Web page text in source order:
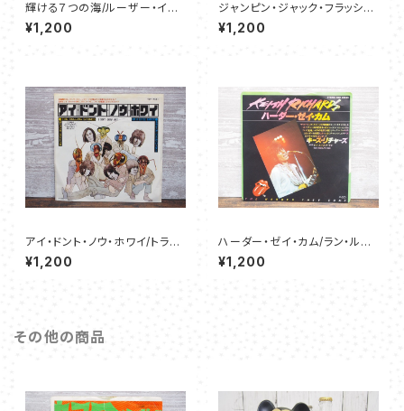
輝ける７つの海/ルーザー・イン・
ジ・エンド - クイーン
¥1,200
ジャンピン・ジャック・フラッシュ/
チャイルド・オブ・ザ・ムーン - ロ
ーリング・ストーンズ
¥1,200
アイ・ドント・ノウ・ホワイ/トラ
イ・ア・リトル・ハーダー - ローリ
ング・ストーンズ
¥1,200
ハーダー・ゼイ・カム/ラン・ルド
ルフ・ラン - キース・リチャーズ
¥1,200
その他の商品